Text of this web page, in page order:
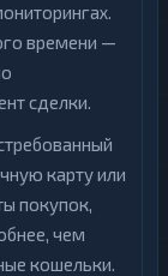
времени —
сделки.
карту или
покупок,
чем
кошельки.